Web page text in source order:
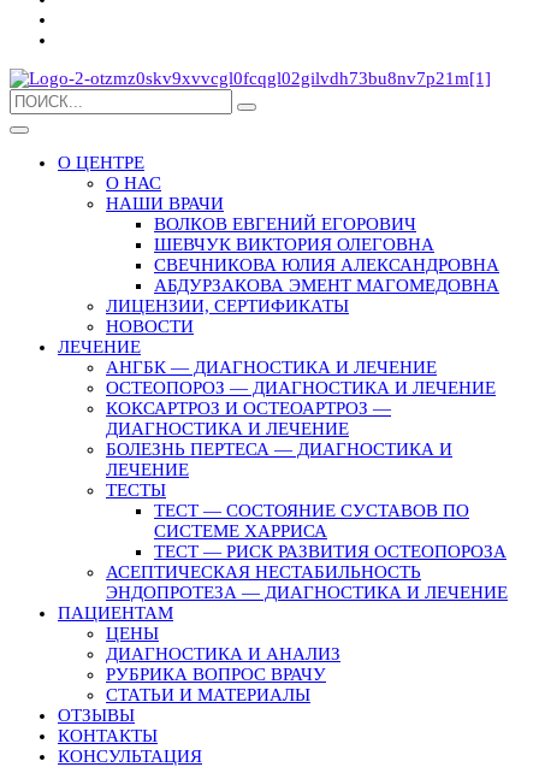
О ЦЕНТРЕ
О НАС
НАШИ ВРАЧИ
ВОЛКОВ ЕВГЕНИЙ ЕГОРОВИЧ
ШЕВЧУК ВИКТОРИЯ ОЛЕГОВНА
СВЕЧНИКОВА ЮЛИЯ АЛЕКСАНДРОВНА
АБДУРЗАКОВА ЭМЕНТ МАГОМЕДОВНА
ЛИЦЕНЗИИ, СЕРТИФИКАТЫ
НОВОСТИ
ЛЕЧЕНИЕ
АНГБК — ДИАГНОСТИКА И ЛЕЧЕНИЕ
ОСТЕОПОРОЗ — ДИАГНОСТИКА И ЛЕЧЕНИЕ
КОКСАРТРОЗ И ОСТЕОАРТРОЗ —
ДИАГНОСТИКА И ЛЕЧЕНИЕ
БОЛЕЗНЬ ПЕРТЕСА — ДИАГНОСТИКА И
ЛЕЧЕНИЕ
ТЕСТЫ
ТЕСТ — СОСТОЯНИЕ СУСТАВОВ ПО
СИСТЕМЕ ХАРРИСА
ТЕСТ — РИСК РАЗВИТИЯ ОСТЕОПОРОЗА
АСЕПТИЧЕСКАЯ НЕСТАБИЛЬНОСТЬ
ЭНДОПРОТЕЗА — ДИАГНОСТИКА И ЛЕЧЕНИЕ
ПАЦИЕНТАМ
ЦЕНЫ
ДИАГНОСТИКА И АНАЛИЗ
РУБРИКА ВОПРОС ВРАЧУ
СТАТЬИ И МАТЕРИАЛЫ
ОТЗЫВЫ
КОНТАКТЫ
КОНСУЛЬТАЦИЯ